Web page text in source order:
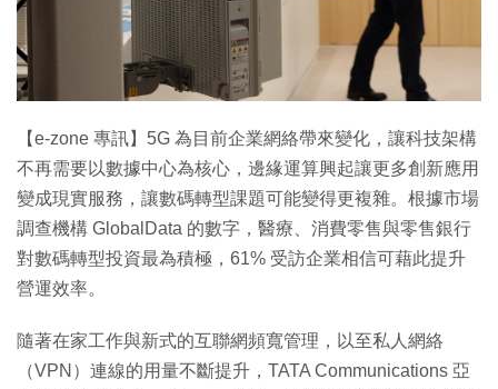
【e-zone 專訊】5G 為目前企業網絡帶來變化，讓科技架構
不再需要以數據中心為核心，邊緣運算興起讓更多創新應用
變成現實服務，讓數碼轉型課題可能變得更複雜。根據市場
調查機構 GlobalData 的數字，醫療、消費零售與零售銀行
對數碼轉型投資最為積極，61% 受訪企業相信可藉此提升
營運效率。
隨著在家工作與新式的互聯網頻寬管理，以至私人網絡
（VPN）連線的用量不斷提升，TATA Communications 亞